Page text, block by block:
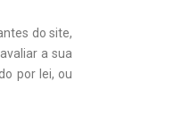
do site,
a sua
por lei, ou